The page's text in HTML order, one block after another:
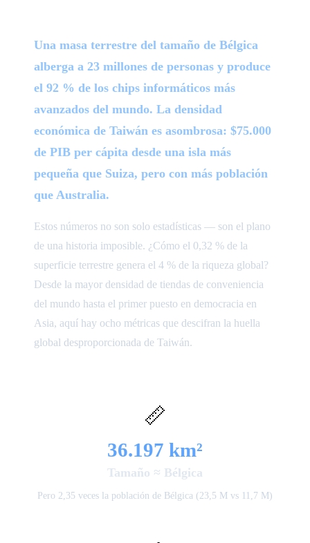
Una masa terrestre del tamaño de Bélgica
alberga a 23 millones de personas y produce
el 92 % de los chips informáticos más
avanzados del mundo. La densidad
económica de Taiwán es asombrosa: $75.000
de PIB per cápita desde una isla más
pequeña que Suiza, pero con más población
que Australia.
Estos números no son solo estadísticas — son el plano
de una historia imposible. ¿Cómo el 0,32 % de la
superficie terrestre genera el 4 % de la riqueza global?
Desde la mayor densidad de tiendas de conveniencia
del mundo hasta el primer puesto en democracia en
Asia, aquí hay ocho métricas que descifran la huella
global desproporcionada de Taiwán.
📏
36.197 km²
Tamaño ≈ Bélgica
Pero 2,35 veces la población de Bélgica (23,5 M vs 11,7 M)